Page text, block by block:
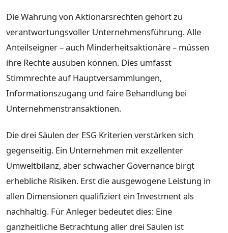
Die Wahrung von Aktionärsrechten gehört zu
verantwortungsvoller Unternehmensführung. Alle
Anteilseigner – auch Minderheitsaktionäre – müssen
ihre Rechte ausüben können. Dies umfasst
Stimmrechte auf Hauptversammlungen,
Informationszugang und faire Behandlung bei
Unternehmenstransaktionen.
Die drei Säulen der ESG Kriterien verstärken sich
gegenseitig. Ein Unternehmen mit exzellenter
Umweltbilanz, aber schwacher Governance birgt
erhebliche Risiken. Erst die ausgewogene Leistung in
allen Dimensionen qualifiziert ein Investment als
nachhaltig. Für Anleger bedeutet dies: Eine
ganzheitliche Betrachtung aller drei Säulen ist